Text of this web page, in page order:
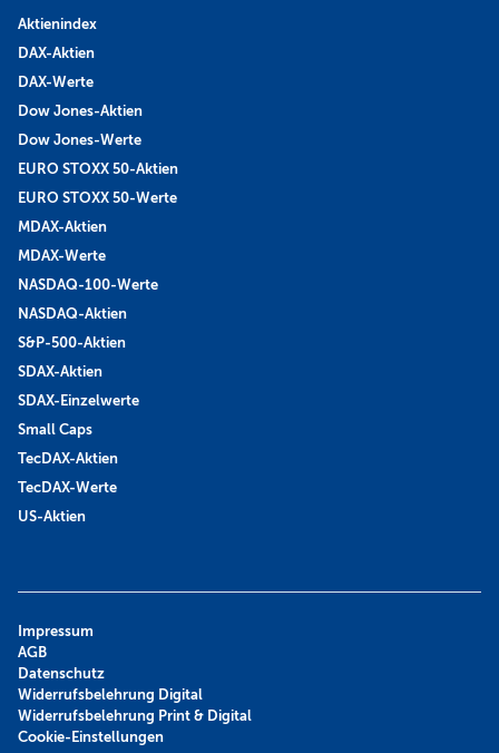
Aktienindex
DAX-Aktien
DAX-Werte
Dow Jones-Aktien
Dow Jones-Werte
EURO STOXX 50-Aktien
EURO STOXX 50-Werte
MDAX-Aktien
MDAX-Werte
NASDAQ-100-Werte
NASDAQ-Aktien
S&P-500-Aktien
SDAX-Aktien
SDAX-Einzelwerte
Small Caps
TecDAX-Aktien
TecDAX-Werte
US-Aktien
Impressum
AGB
Datenschutz
Widerrufsbelehrung Digital
Widerrufsbelehrung Print & Digital
Cookie-Einstellungen